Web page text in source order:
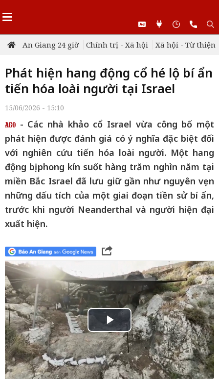
An Giang 24 giờ Chính trị - Xã hội Xã hội - Từ thiện
Phát hiện hang động cổ hé lộ bí ẩn
tiến hóa loài người tại Israel
15/06/2026 - 15:10
- Các nhà khảo cổ Israel vừa công bố một
phát hiện được đánh giá có ý nghĩa đặc biệt đối
với nghiên cứu tiến hóa loài người. Một hang
động bị phong kín suốt hàng trăm nghìn năm tại
miền Bắc Israel đã lưu giữ gần như nguyên vẹn
những dấu tích của một giai đoạn tiền sử bí ẩn,
trước khi người Neanderthal và người hiện đại
xuất hiện.